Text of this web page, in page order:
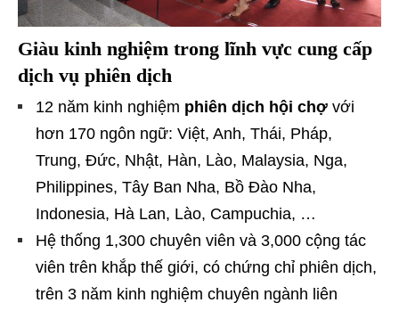
Giàu kinh nghiệm trong lĩnh vực cung cấp
dịch vụ phiên dịch
12 năm kinh nghiệm phiên dịch hội chợ với
hơn 170 ngôn ngữ: Việt, Anh, Thái, Pháp,
Trung, Đức, Nhật, Hàn, Lào, Malaysia, Nga,
Philippines, Tây Ban Nha, Bồ Đào Nha,
Indonesia, Hà Lan, Lào, Campuchia, …
Hệ thống 1,300 chuyên viên và 3,000 cộng tác
viên trên khắp thế giới, có chứng chỉ phiên dịch,
trên 3 năm kinh nghiệm chuyên ngành liên